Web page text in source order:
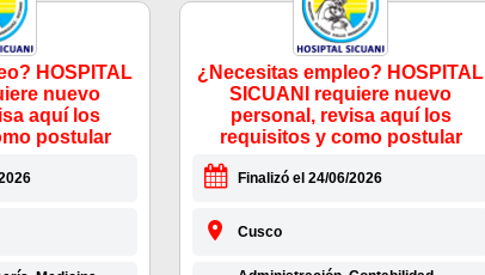
HOSPITAL
nuevo
aquí los
postular
¿Necesitas empleo? HOSPITAL
SICUANI requiere nuevo
personal, revisa aquí los
requisitos y como postular
Finalizó el 24/06/2026
Cusco